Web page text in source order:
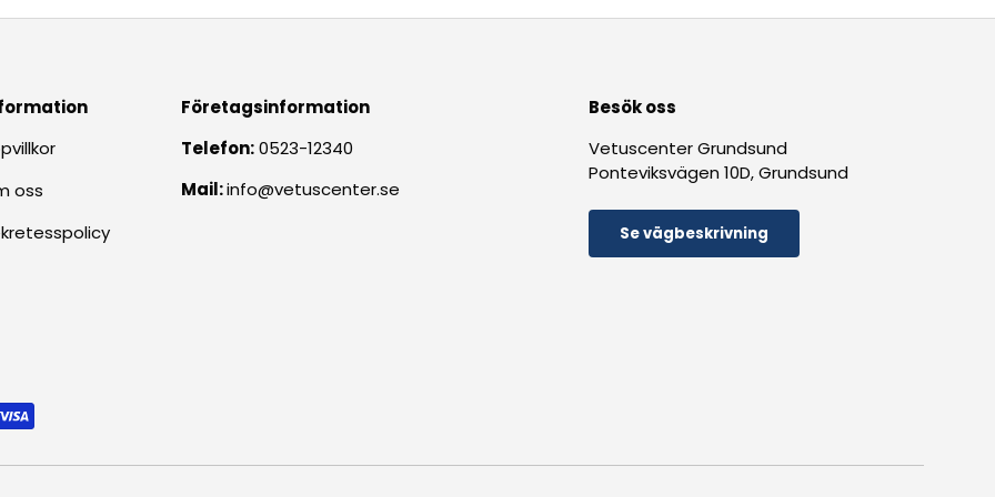
oss
Företagsinformation
Telefon:0523-12340
Mail:info@vetuscenter.se
Besök oss
Vetuscenter Grundsund
Ponteviksvägen 10D, Grundsund
Se vägbeskrivning